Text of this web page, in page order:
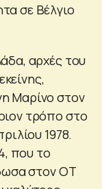
σε Βέλγιο
αρχές του
Μαρίνο στον
τρόπο στο
1978.
που το
στον ΟΤ